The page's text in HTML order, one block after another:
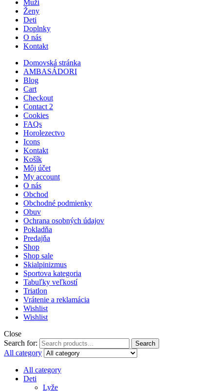
Muži
Ženy
Deti
Doplnky
O nás
Kontakt
Domovská stránka
AMBASÁDORI
Blog
Cart
Checkout
Contact 2
Cookies
FAQs
Horolezectvo
Icons
Kontakt
Košík
Môj účet
My account
O nás
Obchod
Obchodné podmienky
Obuv
Ochrana osobných údajov
Pokladňa
Predajňa
Shop
Shop sale
Skialpinizmus
Sportova kategoria
Tabuľky veľkostí
Triatlon
Vrátenie a reklamácia
Wishlist
Wishlist
Close
Search for:
Search
All category
All category
Deti
Lyže